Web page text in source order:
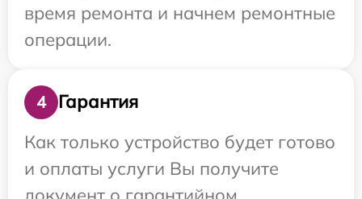
время ремонта и начнем ремонтные
операции.
4
Гарантия
Как только устройство будет готово
и оплаты услуги Вы получите